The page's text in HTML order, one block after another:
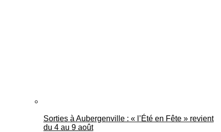
Sorties à Aubergenville : « l’Été en Fête » revient
du 4 au 9 août